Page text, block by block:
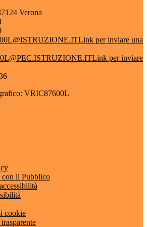
Verona
Link per inviare una
Link per inviare
VRIC87600L
il Pubblico
cookie